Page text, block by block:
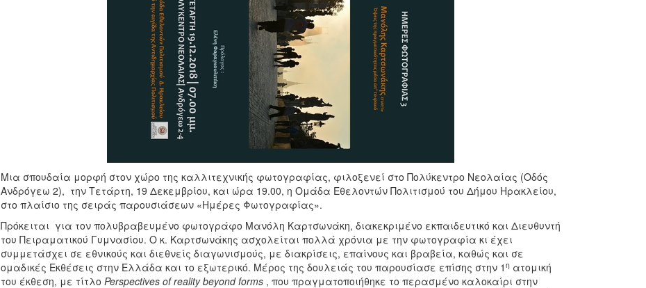
Μια σπουδαία μορφή στον χώρο της καλλιτεχνικής φωτογραφίας, φιλοξενεί στο Πολύκεντρο Νεολαίας (Οδός
Ανδρόγεω 2), την Τετάρτη, 19 Δεκεμβρίου, και ώρα 19.00, η Ομάδα Εθελοντών Πολιτισμού του Δήμου Ηρακλείου,
στο πλαίσιο της σειράς παρουσιάσεων «Ημέρες Φωτογραφίας».
Πρόκειται για τον πολυβραβευμένο φωτογράφο Μανόλη Καρτσωνάκη, διακεκριμένο εκπαιδευτικό και Διευθυντή
του Πειραματικού Γυμνασίου. Ο κ. Καρτσωνάκης ασχολείται πολλά χρόνια με την φωτογραφία κι έχει
συμμετάσχει σε εθνικούς και διεθνείς διαγωνισμούς, με διακρίσεις, επαίνους και βραβεία, καθώς και σε
ομαδικές Εκθέσεις στην Ελλάδα και το εξωτερικό. Μέρος της δουλειάς του παρουσίασε επίσης στην 1 η ατομική
του έκθεση, με τίτλο Perspectives of reality beyond forms, που πραγματοποιήθηκε το περασμένο καλοκαίρι στην